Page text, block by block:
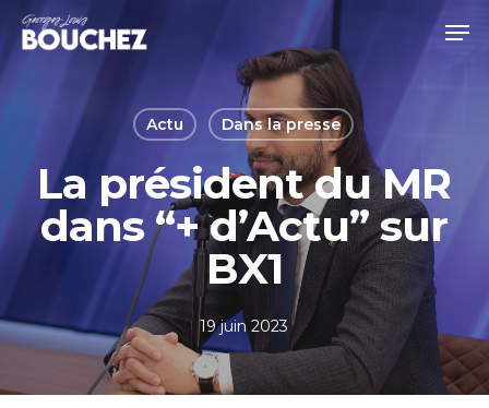
Skip
main
Actu Dans la presse
La président du MR
dans “+ d’Actu” sur
BX1
19 juin 2023